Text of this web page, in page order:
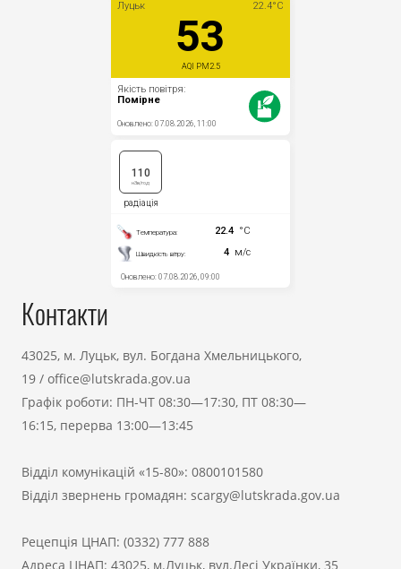
Контакти
43025, м. Луцьк, вул. Богдана Хмельницького,
19 / office@lutskrada.gov.ua
Графік роботи: ПН-ЧТ 08:30—17:30, ПТ 08:30—
16:15, перерва 13:00—13:45
Відділ комунікацій «15-80»: 0800101580
Відділ звернень громадян: scargy@lutskrada.gov.ua
Рецепція ЦНАП: (0332) 777 888
Адреса ЦНАП: 43025, м.Луцьк, вул.Лесі Українки, 35